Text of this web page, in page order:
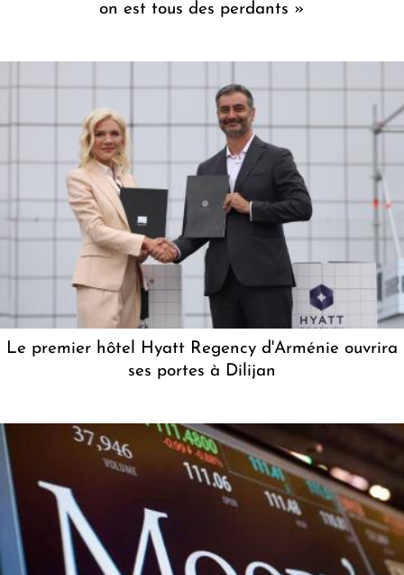
on est tous des perdants »
Le premier hôtel Hyatt Regency d'Arménie ouvrira
ses portes à Dilijan